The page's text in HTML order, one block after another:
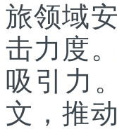
旅领域
击力度
吸引力
文，推